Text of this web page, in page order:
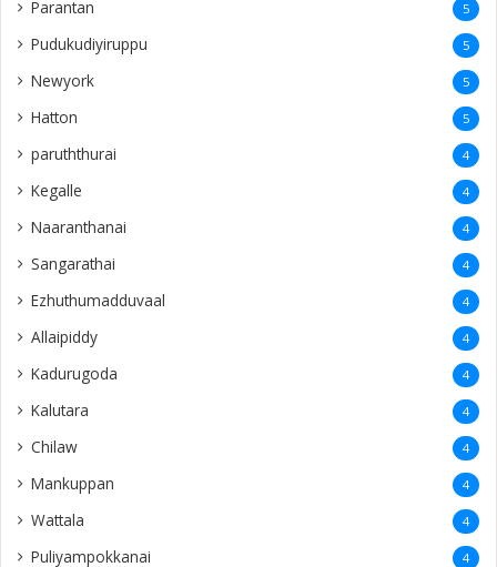
Kalutara 4
Chilaw 4
Mankuppan 4
Wattala 4
Puliyampokkanai 4
mayiliddi 3
Sweden 3
savakachcheri 3
Valalai 3
Eluvaitivu 3
Navatkiri 3
Echchamoddai 3
Vempadi 3
Pannalai 3
Sarasalai 3
Thunukkai 3